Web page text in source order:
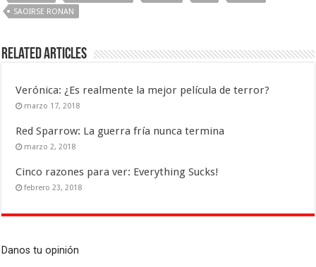
SAOIRSE RONAN
Related Articles
Verónica: ¿Es realmente la mejor película de terror?
marzo 17, 2018
Red Sparrow: La guerra fría nunca termina
marzo 2, 2018
Cinco razones para ver: Everything Sucks!
febrero 23, 2018
Danos tu opinión